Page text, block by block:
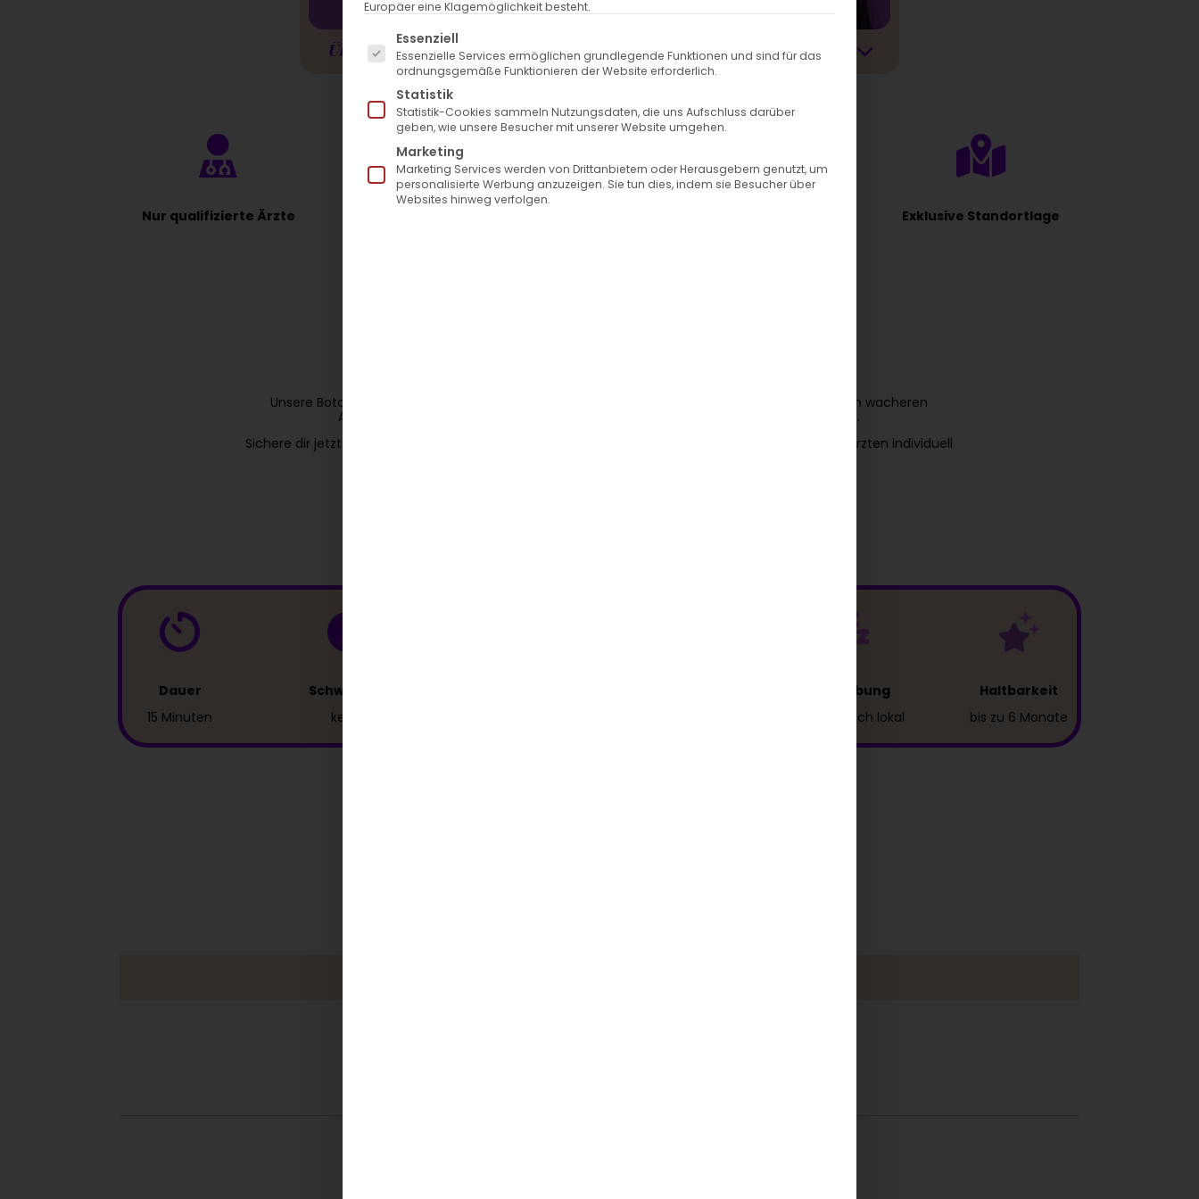
Übersicht
Nur qualifizierte Ärzte Exklusive Standortlage
Unsere Botox-Behandlung hebt den Augenbrauenbogen an, öffnet den Blick und schafft einen wacheren
Ausdruck. Offener Blick mit angehobenen Augenbrauen ohne chirurgischen Eingriff.
Sichere dir jetzt schnell und unkompliziert einen Termin bei B1 Medical und lass dich von unseren Ärzten individuell
Dauer
15 Minuten
Schwellung
keine
Betäubung
auf Wunsch lokal
Haltbarkeit
bis zu 6 Monate
Europäer eine Klagemöglichkeit besteht.
Es folgt eine Liste der Service-Gruppen, für die eine Einwilligung erteilt werden kann. Die erste Service-Gruppe ist essenziell und kann
Essenziell
Essenzielle Services ermöglichen grundlegende Funktionen und sind für das
ordnungsgemäße Funktionieren der Website erforderlich.
Statistik
Statistik-Cookies sammeln Nutzungsdaten, die uns Aufschluss darüber
geben, wie unsere Besucher mit unserer Website umgehen.
Marketing
Marketing Services werden von Drittanbietern oder Herausgebern genutzt, um
personalisierte Werbung anzuzeigen. Sie tun dies, indem sie Besucher über
Websites hinweg verfolgen.